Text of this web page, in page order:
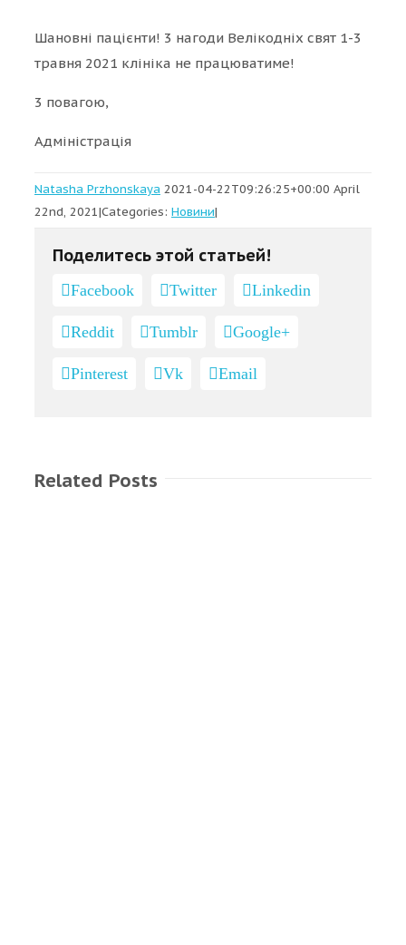
Шановні пацієнти! 3 нагоди Велікодніх свят 1-3
травня 2021 клініка не працюватиме!
3 повагою,
Адміністрація
Natasha Przhonskaya 2021-04-22T09:26:25+00:00 April
22nd, 2021|Categories: Новини|
Поделитесь этой статьей!
Facebook Twitter Linkedin
Reddit Tumblr Google+
Pinterest Vk Email
Related Posts